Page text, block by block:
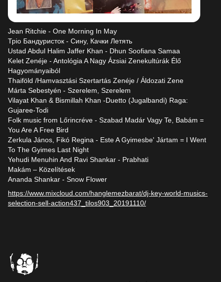
Jean Ritchie - One Morning In May
Тріо Бандуристок - Сину, Качки Летять
Ustad Abdul Halim Jaffer Khan - Dhun Soofiana Samaa
Kelet Zenéje - Antológia A Nagy Ázsiai Zenekultúrák Élő
Hagyományaiból
Thaiföld /Hamvasztási Szertartás Zenéje / Áldozati Zene
Márta Sebestyén - Szerelem, Szerelem
Vilayat Khan & Bismillah Khan -Duetto (Jugalbandi) Raga:
Gujaree-Todi
Folk music from Lőrincréve - Szabad Madár Vagy Te, Babám =
You Are A Free Bird
Zerkula János, Fikó Regina - Este A Gyimesbe' Jártam = I Went
To The Gyimes Last Night
Yehudi Menuhin And Ravi Shankar - Prabhati
Makám ‎– Közelítések
Ananda Shankar - Snow Flower
https://www.mixcloud.com/hanglemezbarat/dj-key-world-musics-
selection-sell-action437_tilos903_20191110/